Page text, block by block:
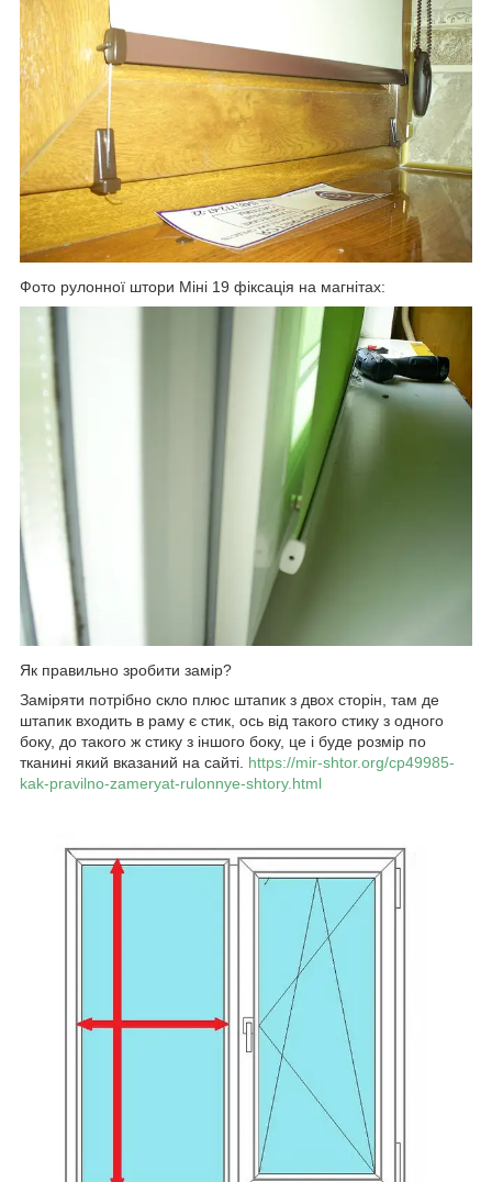
Фото рулонної штори Міні 19 фіксація на магнітах:
Як правильно зробити замір?
Заміряти потрібно скло плюс штапик з двох сторін, там де
штапик входить в раму є стик, ось від такого стику з одного
боку, до такого ж стику з іншого боку, це і буде розмір по
тканині який вказаний на сайті. https://mir-shtor.org/cp49985-
kak-pravilno-zameryat-rulonnye-shtory.html